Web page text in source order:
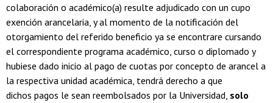
colaboración o académico(a) resulte adjudicado con un cupo
exención arancelaria, y al momento de la notificación del
otorgamiento del referido beneficio ya se encontrare cursando
el correspondiente programa académico, curso o diplomado y
hubiese dado inicio al pago de cuotas por concepto de arancel a
la respectiva unidad académica, tendrá derecho a que
dichos pagos le sean reembolsados por la Universidad, solo